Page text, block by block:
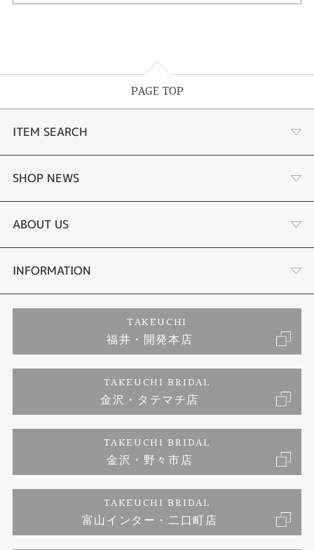
PAGE TOP
ITEM SEARCH
婚約指輪
結婚指輪
セットリング
婚約ネックレス
エタニティリング
SHOP NEWS
タケウチのこだわり
プロポーズサポート
ブランドリスト
ジュエリーリフォーム
福井指輪工房｜手作りペアリング
福井指輪工房｜手作り結婚指輪 and 婚約指輪
福井指輪工房｜手作り婚約指輪 プロポーズプラン
ABOUT US
会社概要
お客様の声
INFORMATION
プライバシーポリシー
TAKEUCHI
福井・開発本店
TAKEUCHI BRIDAL
金沢・タテマチ店
TAKEUCHI BRIDAL
金沢・野々市店
TAKEUCHI BRIDAL
富山インター・二口町店